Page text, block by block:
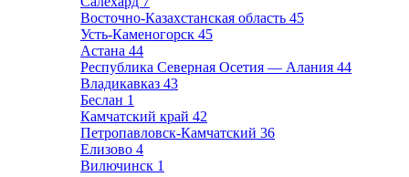
Восточно-Казахстанская область 45
Усть-Каменогорск 45
Астана 44
Республика Северная Осетия — Алания 44
Владикавказ 43
Беслан 1
Камчатский край 42
Петропавловск-Камчатский 36
Елизово 4
Вилючинск 1